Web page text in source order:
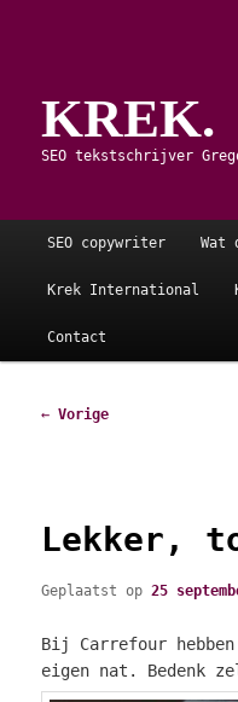
primaire
inhoudKREK.
SEO tekstschrijver
Hoofdmenu
SEO copywriter Wat
Krek International
Contact
Bericht
← Vorige
Lekker,
Geplaatst op25
Bij Carrefour
eigen nat. Bedenk